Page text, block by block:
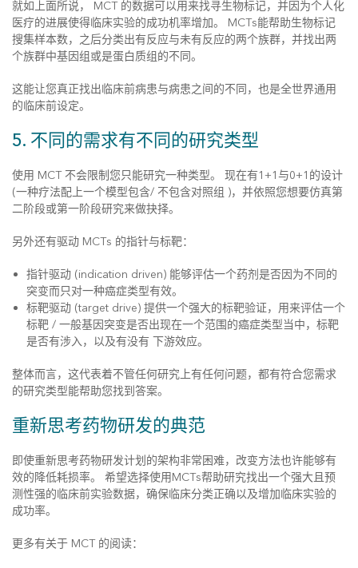
就如上面所说， MCT 的数据可以用来找寻生物标记，并因为个人化
医疗的进展使得临床实验的成功机率增加。 MCTs能帮助生物标记
搜集样本数，之后分类出有反应与未有反应的两个族群，并找出两
个族群中基因组或是蛋白质组的不同。
这能让您真正找出临床前病患与病患之间的不同，也是全世界通用
的临床前设定。
5. 不同的需求有不同的研究类型
使用 MCT 不会限制您只能研究一种类型。 现在有1+1与0+1的设计
(一种疗法配上一个模型包含/ 不包含对照组 )，并依照您想要仿真第
二阶段或第一阶段研究来做抉择。
另外还有驱动 MCTs 的指针与标靶：
指针驱动 (indication driven) 能够评估一个药剂是否因为不同的
突变而只对一种癌症类型有效。
标靶驱动 (target drive) 提供一个强大的标靶验证，用来评估一个
标靶 / 一般基因突变是否出现在一个范围的癌症类型当中，标靶
是否有涉入，以及有没有 下游效应。
整体而言，这代表着不管任何研究上有任何问题，都有符合您需求
的研究类型能帮助您找到答案。
重新思考药物研发的典范
即使重新思考药物研发计划的架构非常困难，改变方法也许能够有
效的降低耗损率。 希望选择使用MCTs帮助研究找出一个强大且预
测性强的临床前实验数据，确保临床分类正确以及增加临床实验的
成功率。
更多有关于 MCT 的阅读：